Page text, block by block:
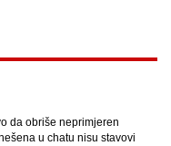
da obriše neprimjeren
u chatu nisu stavovi